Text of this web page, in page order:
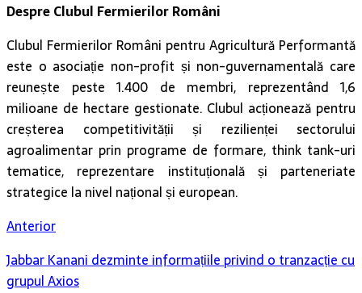
Despre Clubul Fermierilor Români
Clubul Fermierilor Români pentru Agricultură Performantă
este o asociație non-profit și non-guvernamentală care
reunește peste 1.400 de membri, reprezentând 1,6
milioane de hectare gestionate. Clubul acționează pentru
creșterea competitivității și rezilienței sectorului
agroalimentar prin programe de formare, think tank-uri
tematice, reprezentare instituțională și parteneriate
strategice la nivel național și european.
Anterior
Jabbar Kanani dezminte informațiile privind o tranzacție cu
grupul Axios